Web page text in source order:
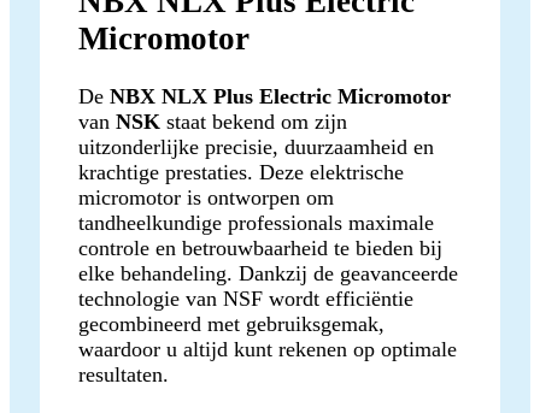
Micromotor
De NBX NLX Plus Electric Micromotor
van NSK staat bekend om zijn
uitzonderlijke precisie, duurzaamheid en
krachtige prestaties. Deze elektrische
micromotor is ontworpen om
tandheelkundige professionals maximale
controle en betrouwbaarheid te bieden bij
elke behandeling. Dankzij de geavanceerde
technologie van NSF wordt efficiëntie
gecombineerd met gebruiksgemak,
waardoor u altijd kunt rekenen op optimale
resultaten.